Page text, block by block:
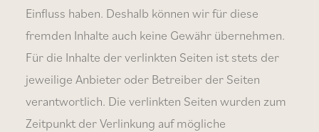
Einfluss haben. Deshalb können wir für diese
fremden Inhalte auch keine Gewähr übernehmen.
Für die Inhalte der verlinkten Seiten ist stets der
jeweilige Anbieter oder Betreiber der Seiten
verantwortlich. Die verlinkten Seiten wurden zum
Zeitpunkt der Verlinkung auf mögliche